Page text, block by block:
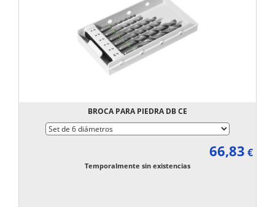
BROCA PARA PIEDRA DB CE
66,83 €
Temporalmente sin existencias